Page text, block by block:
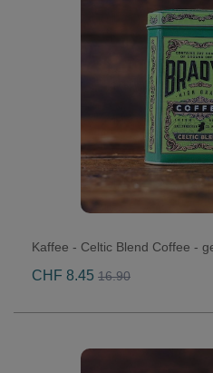
Kaffee - Celtic Blend Coffee -
CHF 8.45 16.90